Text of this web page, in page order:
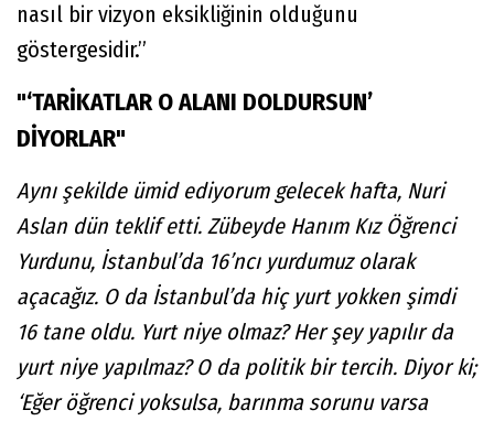
nasıl bir vizyon eksikliğinin olduğunu
göstergesidir.”
"‘TARİKATLAR O ALANI DOLDURSUN’
DİYORLAR"
Aynı şekilde ümid ediyorum gelecek hafta, Nuri
Aslan dün teklif etti. Zübeyde Hanım Kız Öğrenci
Yurdunu, İstanbul’da 16’ncı yurdumuz olarak
açacağız. O da İstanbul’da hiç yurt yokken şimdi
16 tane oldu. Yurt niye olmaz? Her şey yapılır da
yurt niye yapılmaz? O da politik bir tercih. Diyor ki;
‘Eğer öğrenci yoksulsa, barınma sorunu varsa